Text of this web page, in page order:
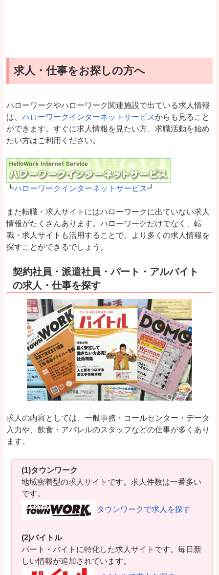
求人・仕事をお探しの方へ
ハローワークやハローワーク関連施設で出ている求人情報
は、 ハローワークインターネットサービスからも見ること
ができます。すぐに求人情報を見たい方、求職活動を始め
たい方はご利用ください。
┗ハローワークインターネットサービス┛
また転職・求人サイトにはハローワークに出ていない求人
情報がたくさんあります。ハローワークだけでなく、転
職・求人サイトも活用することで、より多くの求人情報を
探すことができるでしょう。
契約社員・派遣社員・パート・アルバイト
の求人・仕事を探す
求人の内容としては、一般事務・コールセンター・データ
入力や、飲食・アパレルのスタッフなどの仕事が多くあり
ます。
(1)タウンワーク
地域密着型の求人サイトです。求人件数は一番多い
です。
タウンワークで求人を探す
(2)バイトル
パート・バイトに特化した求人サイトです。毎日新
しい情報が追加されています。